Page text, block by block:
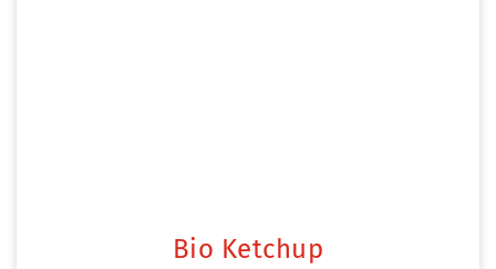
Bio Ketchup